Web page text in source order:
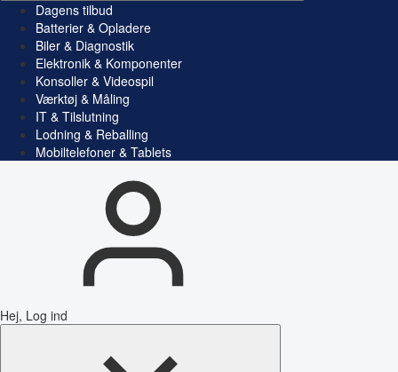
Dagens tilbud
Batterier & Opladere
Biler & Diagnostik
Elektronik & Komponenter
Konsoller & Videospil
Værktøj & Måling
IT & Tilslutning
Lodning & Reballing
Mobiltelefoner & Tablets
Hej, Log ind